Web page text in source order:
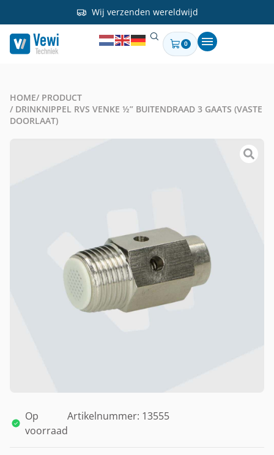
Wij verzenden wereldwijd
0
HOME/ PRODUCT
/ DRINKNIPPEL RVS VENKE ½” BUITENDRAAD 3 GAATS (VASTE
DOORLAAT)
Op
voorraad
Artikelnummer: 13555